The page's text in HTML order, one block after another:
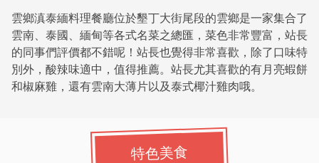
雲鄉滇泰緬料理餐廳位於墾丁大街尾段的雲鄉是一家集合了
雲南、泰國、緬甸等各式名菜之總匯，菜色非常豐富，站長
的同事們評價都不錯呢！站長也覺得非常喜歡，除了口味特
別外，酸辣味適中，值得推薦。站長尤其喜歡的有月亮蝦餅
和椒麻雞，還有雲南大薄片以及泰式椰汁雞肉哦。
特色美食